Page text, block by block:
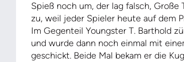
Spieß noch um, der lag falsch,
zu, weil jeder Spieler heute auf dem
Im Gegenteil Youngster T. Barthold
und wurde dann noch einmal mit
geschickt. Beide Mal bekam er die